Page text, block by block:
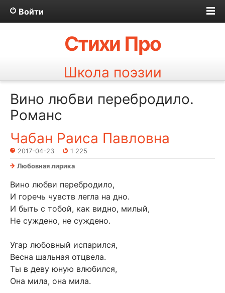
Войти
Стихи Про
Школа поэзии
Вино любви перебродило.
Романс
Чабан Раиса Павловна
2017-04-23
1 225
Любовная лирика
Вино любви перебродило,
И горечь чувств легла на дно.
И быть с тобой, как видно, милый,
Не суждено, не суждено.
Угар любовный испарился,
Весна шальная отцвела.
Ты в деву юную влюбился,
Она мила, она мила.